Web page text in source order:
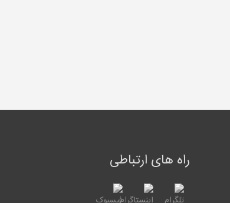
راه های ارتباطی